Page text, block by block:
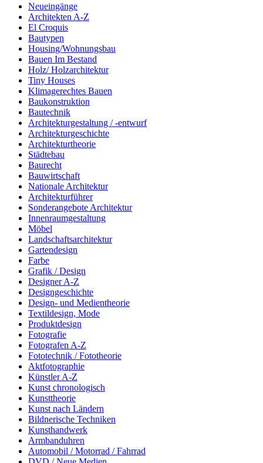
Neueingänge
Architekten A-Z
El Croquis
Bautypen
Housing/Wohnungsbau
Bauen Im Bestand
Holz/ Holzarchitektur
Tiny Houses
Klimagerechtes Bauen
Baukonstruktion
Bautechnik
Architekturgestaltung / -entwurf
Architekturgeschichte
Architekturtheorie
Städtebau
Baurecht
Bauwirtschaft
Nationale Architektur
Architekturführer
Sonderangebote Architektur
Innenraumgestaltung
Möbel
Landschaftsarchitektur
Gartendesign
Farbe
Grafik / Design
Designer A-Z
Designgeschichte
Design- und Medientheorie
Textildesign, Mode
Produktdesign
Fotografie
Fotografen A-Z
Fototechnik / Fototheorie
Aktfotographie
Künstler A-Z
Kunst chronologisch
Kunsttheorie
Kunst nach Ländern
Bildnerische Techniken
Kunsthandwerk
Armbanduhren
Automobil / Motorrad / Fahrrad